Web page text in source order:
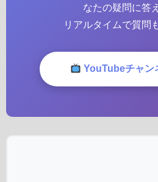
なたの疑問に答
リアルタイムで質問
YouTubeチャン